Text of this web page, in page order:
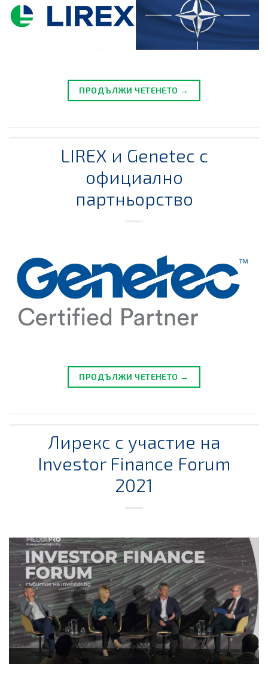
ПРОДЪЛЖИ ЧЕТЕНЕТО →
LIREX и Genetec с
официално
партньорство
ПРОДЪЛЖИ ЧЕТЕНЕТО →
Лирекс с участие на
Investor Finance Forum
2021